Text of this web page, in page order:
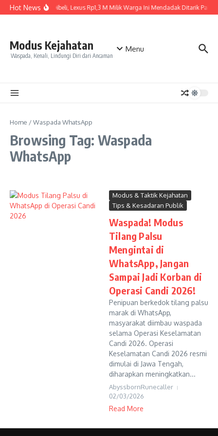
Skip to content
Hot NewsBaru Dibeli, Lexus Rp1,3 M Milik Warga Ini Mendadak Ditarik
Modus Kejahatan
Waspada, Kenali, Lindungi Diri dari Ancaman
Menu
Home /Waspada WhatsApp
Browsing Tag: Waspada
WhatsApp
Modus & Taktik Kejahatan
Tips & Kesadaran Publik
Waspada! Modus
Tilang Palsu
Mengintai di
WhatsApp, Jangan
Sampai Jadi Korban di
Operasi Candi 2026!
Penipuan berkedok tilang palsu
marak di WhatsApp,
masyarakat diimbau waspada
selama Operasi Keselamatan
Candi 2026. Operasi
Keselamatan Candi 2026 resmi
dimulai di Jawa Tengah,
diharapkan meningkatkan...
AbyssbornRunecaller
02/03/2026
Read More